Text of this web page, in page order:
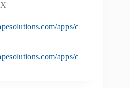
apps/c
apps/c